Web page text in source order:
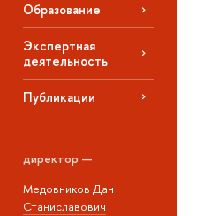
Образование
Экспертная
деятельность
Публикации
директор —
Медовников Дан
Станиславович